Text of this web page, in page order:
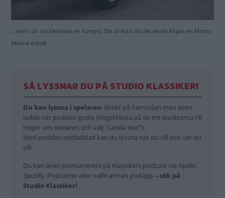
...som i sin tur behövde en kompis. Det är klart att det skulle köpas en Morris
Marina också!
SÅ LYSSNAR DU PÅ STUDIO KLASSIKER!
Du kan lyssna i spelaren direkt på hemsidan men även
ladda ner podden gratis (högerklicka på de tre punkterna till
höger om spelaren och välj "Ladda ned").
Med podden nedladdad kan du lyssna när du vill och var du
vill.
Du kan även prenumerera på Klassikers podcast via Apple,
Spotify, Podcaster eller valfri annan podapp – sök på
Studio Klassiker!